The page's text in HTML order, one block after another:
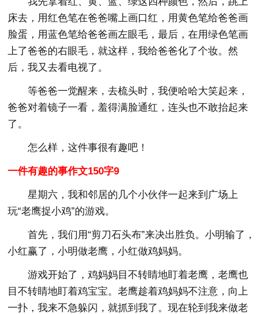
床去，用红色笔在爸爸嘴上画口红，用黄色笔给爸爸画
脸蛋，用蓝色笔给爸爸画左眼毛，最后，在用绿色笔画
上了爸爸的右眼毛，就这样，我给爸爸化了个妆。然
后，我又去看电视了。
等爸爸一觉醒来，去梳头时，我便哈哈大笑起来，
爸爸对着镜子一看，羞得满脸通红，连头也不敢抬起来
了。
怎么样，这件事很有趣吧！
一件有趣的事作文150字9
星期六，我和邻居的几个小伙伴一起来到广场上
玩“老鹰捉小鸡”的游戏。
首先，我们用“剪刀石头布”来决出胜负。小明输了，
小红赢了，小明做老鹰，小红做鸡妈妈。
游戏开始了，鸡妈妈目不转睛地盯着老鹰，老鹰也
目不转睛地盯着鸡宝宝。老鹰趁着鸡妈妈不注意，向上
一扑，我来不急躲闪，就抓到我了。现在轮到我来做老